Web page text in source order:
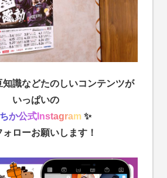
知識などたのしいコンテンツが
いっぱいの
ちか公式I nstagram✨
ォローお願いします！